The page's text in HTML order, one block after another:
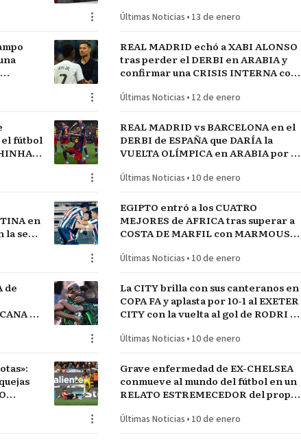
reservado
Últimas Noticias • 13 de enero
REAL MADRID echó a XABI ALONSO
tras perder el DERBI en ARABIA y
confirmar una CRISIS INTERNA con
Últimas Noticias • 12 de enero
el fútbol
y
REAL MADRID vs BARCELONA en el
DERBI de ESPAÑA que DARÍA la
VUELTA OLÍMPICA en ARABIA por el
Últimas Noticias • 10 de enero
en
la serie
EGIPTO entró a los CUATRO
MEJORES de AFRICA tras superar a
COSTA DE MARFIL con MARMOUSH
Últimas Noticias • 10 de enero
de
de
La CITY brilla con sus canteranos en
COPA FA y aplasta por 10-1 al EXETER
CITY con la vuelta al gol de RODRI y
Últimas Noticias • 10 de enero
Grave enfermedad de EX-CHELSEA
conmueve al mundo del fútbol en un
RELATO ESTREMECEDOR del propio
Últimas Noticias • 10 de enero